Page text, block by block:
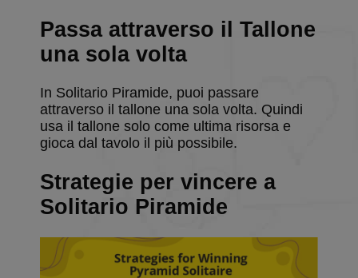
Passa attraverso il Tallone
una sola volta
In Solitario Piramide, puoi passare
attraverso il tallone una sola volta. Quindi
usa il tallone solo come ultima risorsa e
gioca dal tavolo il più possibile.
Strategie per vincere a
Solitario Piramide
Targeting
Funzionalità Non classificati
I cookie strettamente necessari consentono le
può essere utilizzato correttamente senza i cookie
strettamente necessari.
Nome
Fornitore /
Dominio